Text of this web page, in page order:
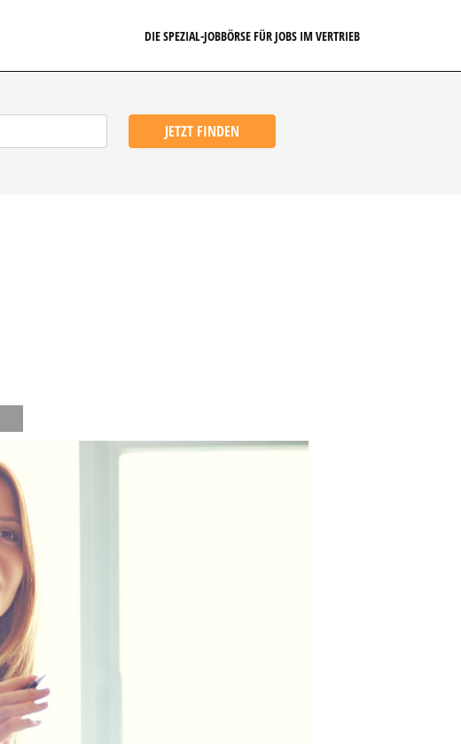
DIE SPEZIAL-JOBBÖRSE FÜR JOBS IM VERTRIEB
JETZT FINDEN